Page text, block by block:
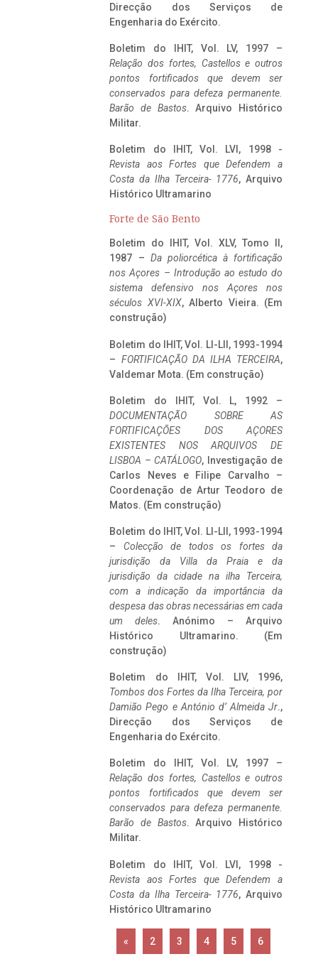
Direcção dos Serviços de
Engenharia do Exército.
Boletim do IHIT, Vol. LV, 1997 –
Relação dos fortes, Castellos e outros
pontos fortificados que devem ser
conservados para defeza permanente.
Barão de Bastos. Arquivo Histórico
Militar.
Boletim do IHIT, Vol. LVI, 1998 -
Revista aos Fortes que Defendem a
Costa da Ilha Terceira- 1776, Arquivo
Histórico Ultramarino
Forte de São Bento
Boletim do IHIT, Vol. XLV, Tomo II,
1987 – Da poliorcética à fortificação
nos Açores – Introdução ao estudo do
sistema defensivo nos Açores nos
séculos XVI-XIX, Alberto Vieira. (Em
construção)
Boletim do IHIT, Vol. LI-LII, 1993-1994
– FORTIFICAÇÃO DA ILHA TERCEIRA,
Valdemar Mota. (Em construção)
Boletim do IHIT, Vol. L, 1992 –
DOCUMENTAÇÃO SOBRE AS
FORTIFICAÇÕES DOS AÇORES
EXISTENTES NOS ARQUIVOS DE
LISBOA – CATÁLOGO, Investigação de
Carlos Neves e Filipe Carvalho –
Coordenação de Artur Teodoro de
Matos. (Em construção)
Boletim do IHIT, Vol. LI-LII, 1993-1994
– Colecção de todos os fortes da
jurisdição da Villa da Praia e da
jurisdição da cidade na ilha Terceira,
com a indicação da importância da
despesa das obras necessárias em cada
um deles. Anónimo – Arquivo
Histórico Ultramarino. (Em
construção)
Boletim do IHIT, Vol. LIV, 1996,
Tombos dos Fortes da Ilha Terceira, por
Damião Pego e António d’ Almeida Jr.,
Direcção dos Serviços de
Engenharia do Exército.
Boletim do IHIT, Vol. LV, 1997 –
Relação dos fortes, Castellos e outros
pontos fortificados que devem ser
conservados para defeza permanente.
Barão de Bastos. Arquivo Histórico
Militar.
Boletim do IHIT, Vol. LVI, 1998 -
Revista aos Fortes que Defendem a
Costa da Ilha Terceira- 1776, Arquivo
Histórico Ultramarino
« 2 3 4 5 6